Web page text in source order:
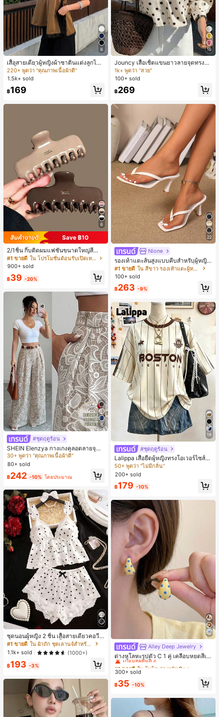
6
เสื้อสายเดี่ยวผู้หญิงผ้าซาตินแต่งลูกไม้
- เสื้อสายเดี่ยวฤดูร้อนสีคากีมีรอยผ่าด้า
นข้างที่น่าดึงดูดแบบสบายๆ
#1 ขายดี
ใน สีกากี เสื้อสตรี เสื้อเบลาส์ & Tee
220+ พูดว่า "คุณภาพเนื้อผ้าดี"
ลูกค้ากลับมาซื้อซ้ำ!
#1 ขายดี
220+ พูดว่า "คุณภาพเนื้อผ้าดี"
ลูกค้ากลับมาซื้อซ้ำ!
#1 ขายดี
220+ พูดว่า "คุณภาพเนื้อผ้าดี"
ลูกค้ากลับมาซื้อซ้ำ!
#1 ขายดี
ใน สีกากี เสื้อสตรี เสื้อเบลาส์ & Tee
ลูกค้ากลับมาซื้อซ้ำ!
1.5k+ sold
฿169
6
Save ฿10
2/1ชิ้น กิ๊บติดผมแฟชั่นขนาดใหญ่สีน้ำ
ตาลชานมสำหรับผู้หญิง เหมาะสำหรับก
ารอาบน้ำ ล้างหน้า และจัดแต่งทรงผม
#1 ขายดี
ใน โปรโมชั่นต้อนรับเปิดเทอม เครื่องประดับผมผู้หญิง
900+ sold
฿39 -20%
5
#ชุดฤดูร้อน
SHEIN Elenzya กางเกงคูลอตลายจุดเ
อวสูงแบบใหม่สำหรับฤดูใบไม้ผลิ/ฤดูร้อ
น, สไตล์หรูหราเหมาะสำหรับใส่ในชีวิต
ประจำวันและทำงาน, ให้ความรู้สึกวินเ
ทจสำหรับฤดูรับปริญญา, เทศกาลดนตร
ี, การแข่งม้าดาร์บี้, วันประกาศอิสรภาพ
#4 ขายดี
ใน หลากสี กางเกงลำลอง
30+ พูดว่า "คุณภาพเนื้อผ้าดี"
#4 ขายดี ใน หลากสี กางเกงลำลอง
30+ พูดว่า "คุณภาพเนื้อผ้าดี"
#4 ขายดี ใน หลากสี กางเกงลำลอง
30+ พูดว่า "คุณภาพเนื้อผ้าดี"
#4 ขายดี
ใน หลากสี กางเกงลำลอง
80+ sold
฿242 -10% โดยประมาณ
ชุดนอนผู้หญิง 2 ชิ้น เสื้อสายเดี่ยวคอวีลู
กไม้ พร้อมกางเกงขาสั้นแต่งลูกไม้ แต่ง
โบว์ที่เอว ชุดลำลองผู้หญิงนุ่มสบายน่ารั
ก สไตล์เอสเธติก
#1 ขายดี
ใน ผ้าถัก ชุดเลานจ์สำหรับผู้หญิง
1.1k+ sold
(1000+)
฿193 -3%
16
Jouncy เสื้อเชิ้ตแขนยาวลายจุดทรงหล
วมสำหรับผู้หญิง
#2 ขายดี
ใน กระเป๋า เสื้อเชิ้ตทำงานมีกระเป๋า
1k+ พูดว่า "สวย"
#2 ขายดี
1k+ พูดว่า "สวย"
#2 ขายดี
1k+ พูดว่า "สวย"
#2 ขายดี
ใน กระเป๋า เสื้อเชิ้ตทำงานมีกระเป๋า
100+ sold
฿269
22
Nione
รองเท้าแตะส้นสูงแบบคีบสำหรับผู้หญิง
สไตล์คลาสสิก สีบล็อก สไตล์แฟรี่ฤดูร้อ
น ส้นเข็ม รองเท้าแตะแบบคีบ รองเท้าแ
ตะชายหาดแฟชั่นสายไขว้ รองเท้าผู้ห
ญิง สำหรับออฟฟิศ บ้าน กลางแจ้ง ดีไซ
น์หัวเหลี่ยม ชิคและหรูหรา สำหรับเดทไ
นท์
#1 ขายดี
ใน สีขาว รองเท้าแตะผู้หญิง
100+ sold
฿263 -9%
19
#ชุดฤดูร้อน
Lalippa เสื้อยืดผู้หญิงทรงโอเวอร์ไซส์ค
วามยาวกลาง คอกลม ไหล่ตก ลายพิมพ์
ตัวอักษรและลายทางแนวตั้ง สไตล์แฟชั่
นมินิมอล ของขวัญให้เพื่อน
#1 ขายดี
50+ พูดว่า "ไม่มีกลิ่น"
#1 ขายดี
50+ พูดว่า "ไม่มีกลิ่น"
#1 ขายดี
50+ พูดว่า "ไม่มีกลิ่น"
#1 ขายดี
200+ sold
฿179 -10%
Alley Deep Jewelry
ต่างหูโลหะรูปตัว C 1 คู่ เคลือบหยดสีเห
ลือง ลายจุดสีน้ำเงิน สไตล์ยุโรปและอเม
ริกัน แฟชั่นส่วนตัว หวานและสง่างาม
ดินทาง งานแต่งงาน ปาร์ตี้ วันเกิด ของ
#1 ขายดี ใน โบโฮ ต่างหูผู้หญิง
เกือบหมดแล้ว!
ลูกค้ากลับมาซื้อซ้ำ!
#1 ขายดี ใน โบโฮ ต่างหูผู้หญิง
เกือบหมดแล้ว!
ลูกค้ากลับมาซื้อซ้ำ!
#1 ขายดี ใน โบโฮ ต่างหูผู้หญิง
เกือบหมดแล้ว!
ลูกค้ากลับมาซื้อซ้ำ!
#1 ขายดี
ใน โบโฮ ต่างหูผู้หญิง
ลูกค้ากลับมาซื้อซ้ำ!
300+ sold
฿35 -10%